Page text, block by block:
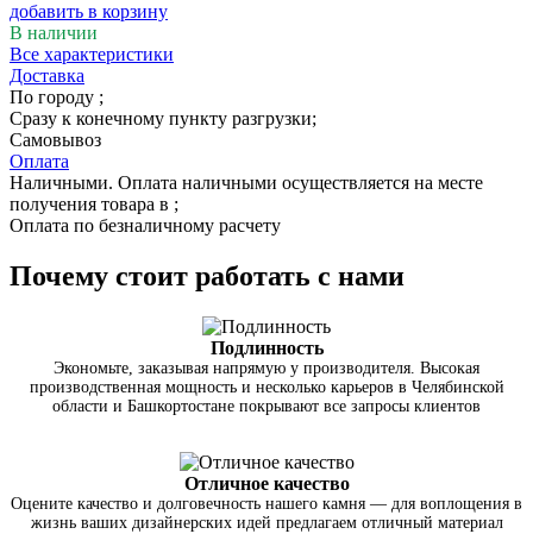
добавить в корзину
В наличии
Все характеристики
Доставка
По городу ;
Сразу к конечному пункту разгрузки;
Самовывоз
Оплата
Наличными. Оплата наличными осуществляется на месте
получения товара в ;
Оплата по безналичному расчету
Почему стоит работать с нами
Подлинность
Экономьте, заказывая напрямую у производителя. Высокая
производственная мощность и несколько карьеров в Челябинской
области и Башкортостане покрывают все запросы клиентов
Отличное качество
Оцените качество и долговечность нашего камня — для воплощения в
жизнь ваших дизайнерских идей предлагаем отличный материал